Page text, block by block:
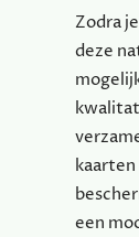
Zodra
deze
een